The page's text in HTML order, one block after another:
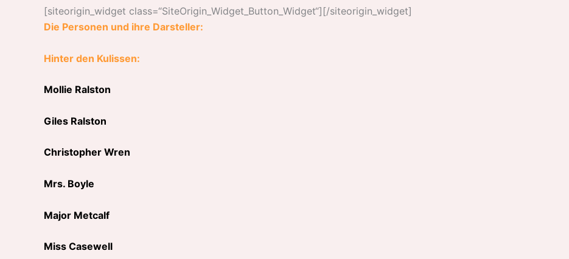
[siteorigin_widget class=“SiteOrigin_Widget_Button_Widget“] [/siteorigin_widget]
Die Personen und ihre Darsteller:
Hinter den Kulissen:
Mollie Ralston
Giles Ralston
Christopher Wren
Mrs. Boyle
Major Metcalf
Miss Casewell